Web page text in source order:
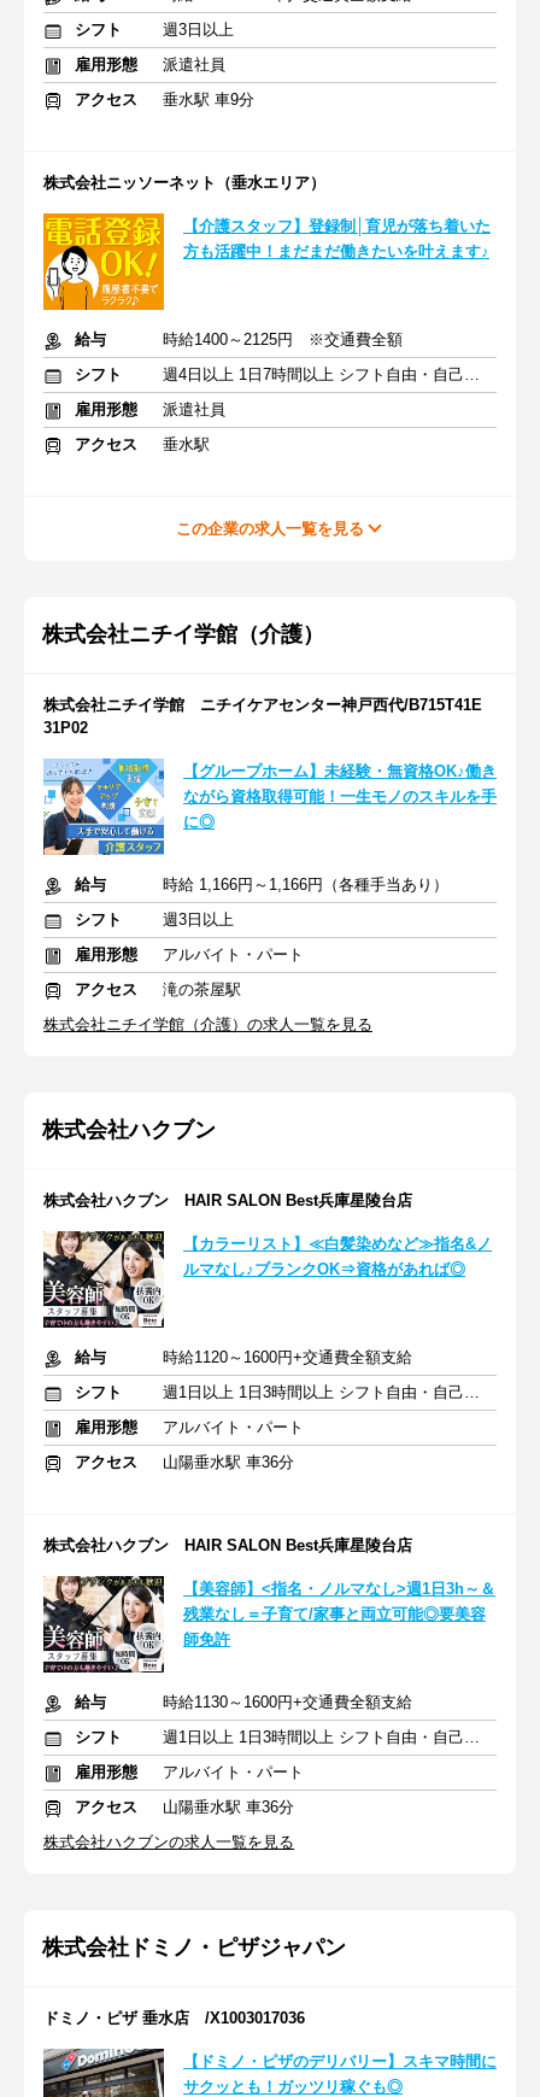
シフト
週3日以上
雇用形態
派遣社員
アクセス
垂水駅 車9分
株式会社ニッソーネット（垂水エリア）
【介護スタッフ】登録制│育児が落ち着いた
方も活躍中！まだまだ働きたいを叶えます♪
給与
時給1400～2125円 ※交通費全額
シフト
週4日以上 1日7時間以上 シフト自由・自己申告
雇用形態
派遣社員
アクセス
垂水駅
この企業の求人一覧を見る
株式会社ニチイ学館（介護）
株式会社ニチイ学館 ニチイケアセンター神戸西代/B715T41E
31P02
【グループホーム】未経験・無資格OK♪働き
ながら資格取得可能！一生モノのスキルを手
に◎
給与
時給 1,166円～1,166円（各種手当あり）
シフト
週3日以上
雇用形態
アルバイト・パート
アクセス
滝の茶屋駅
株式会社ニチイ学館（介護）の求人一覧を見る
株式会社ハクブン
株式会社ハクブン HAIR SALON Best兵庫星陵台店
【カラーリスト】≪白髪染めなど≫指名&ノ
ルマなし♪ブランクOK⇒資格があれば◎
給与
時給1120～1600円+交通費全額支給
シフト
週1日以上 1日3時間以上 シフト自由・自己申告
雇用形態
アルバイト・パート
アクセス
山陽垂水駅 車36分
株式会社ハクブン HAIR SALON Best兵庫星陵台店
【美容師】<指名・ノルマなし>週1日3h～＆
残業なし＝子育て/家事と両立可能◎要美容
師免許
給与
時給1130～1600円+交通費全額支給
シフト
週1日以上 1日3時間以上 シフト自由・自己申告
雇用形態
アルバイト・パート
アクセス
山陽垂水駅 車36分
株式会社ハクブンの求人一覧を見る
株式会社ドミノ・ピザジャパン
ドミノ・ピザ 垂水店 /X1003017036
【ドミノ・ピザのデリバリー】スキマ時間に
サクッとも！ガッツリ稼ぐも◎